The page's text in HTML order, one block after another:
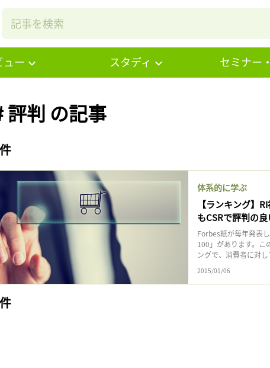
ュー スタディ セミナー
評判 の記事
体系的に学ぶ
【ランキング】
もCSRで評判の
Forbes紙が毎年発表
100」があります。こ
ングで、消費者に対
2015/01/06